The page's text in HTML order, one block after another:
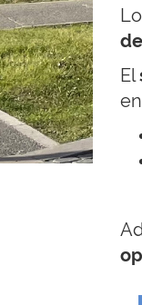
El